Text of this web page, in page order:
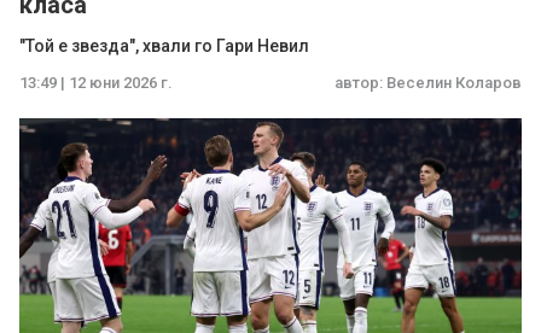
"Той е звезда", хвали го Гари Невил
13:49 | 12 юни 2026 г. автор: Веселин Коларов